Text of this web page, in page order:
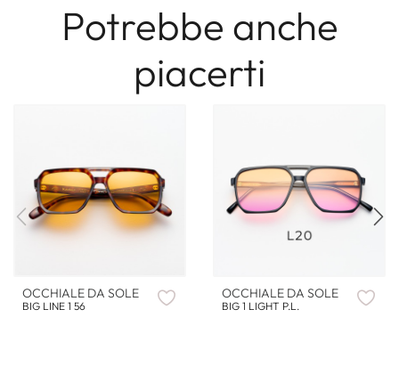
Potrebbe anche
piacerti
OCCHIALE DA SOLE
BIG LINE 1 56
OCCHIALE DA SOLE
BIG 1 LIGHT P.L.